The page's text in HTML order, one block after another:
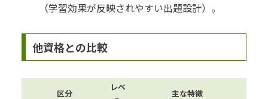
（学習効果が反映されやすい出題設計）。
他資格との比較
区分
レベ
主な特徴